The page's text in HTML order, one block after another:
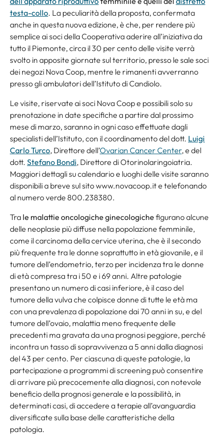
testa-collo. La peculiarità della proposta, confermata
anche in questa nuova edizione, è che, per rendere più
semplice ai soci della Cooperativa aderire all’iniziativa da
tutto il Piemonte, circa il 30 per cento delle visite verrà
svolto in apposite giornate sul territorio, presso le sale soci
dei negozi Nova Coop, mentre le rimanenti avverranno
presso gli ambulatori dell’Istituto di Candiolo.
Le visite, riservate ai soci Nova Coop e possibili solo su
prenotazione in date specifiche a partire dal prossimo
mese di marzo, saranno in ogni caso effettuate dagli
specialisti dell’Istituto, con il coordinamento del dott. Luigi
Carlo Turco, Direttore dell’Ovarian Cancer Center, e del
dott. Stefano Bondi, Direttore di Otorinolaringoiatria.
Maggiori dettagli su calendario e luoghi delle visite saranno
disponibili a breve sul sito www.novacoop.it e telefonando
al numero verde 800.238380.
Tra le malattie oncologiche ginecologiche figurano alcune
delle neoplasie più diffuse nella popolazione femminile,
come il carcinoma della cervice uterina, che è il secondo
più frequente tra le donne soprattutto in età giovanile, e il
tumore dell’endometrio, terzo per incidenza tra le donne
di età compresa tra i 50 e i 69 anni. Altre patologie
presentano un numero di casi inferiore, è il caso del
tumore della vulva che colpisce donne di tutte le età ma
con una prevalenza di popolazione dai 70 anni in su, e del
tumore dell’ovaio, malattia meno frequente delle
precedenti ma gravata da una prognosi peggiore, perché
incontra un tasso di sopravvivenza a 5 anni dalla diagnosi
del 43 per cento. Per ciascuna di queste patologie, la
partecipazione a programmi di screening può consentire
di arrivare più precocemente alla diagnosi, con notevole
beneficio della prognosi generale e la possibilità, in
determinati casi, di accedere a terapie all’avanguardia
diversificate sulla base delle caratteristiche della
patologia.